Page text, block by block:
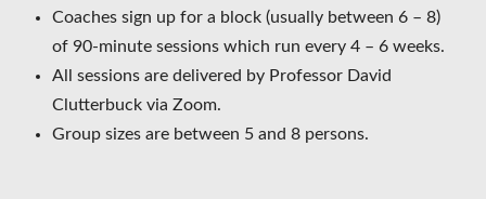
Coaches sign up for a block (usually between 6 – 8)
of 90-minute sessions which run every 4 – 6 weeks.
All sessions are delivered by Professor David
Clutterbuck via Zoom.
Group sizes are between 5 and 8 persons.